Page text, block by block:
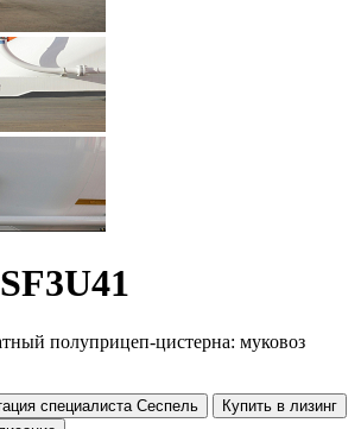
полуприцеп-цистерна: муковоз
специалиста Сеспель
Купить в лизинг